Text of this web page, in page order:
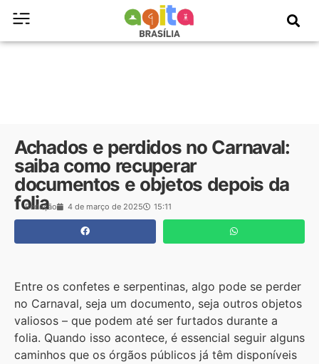
Achados e perdidos no Carnaval:
saiba como recuperar
documentos e objetos depois da
folia
Redação 4 de março de 2025 15:11
Entre os confetes e serpentinas, algo pode se perder
no Carnaval, seja um documento, seja outros objetos
valiosos – que podem até ser furtados durante a
folia. Quando isso acontece, é essencial seguir alguns
caminhos que os órgãos públicos já têm disponíveis